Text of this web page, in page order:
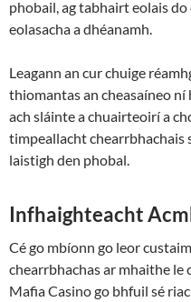
phobail, ag tabhairt eolais
eolasacha a dhéanamh.
Leagann an cur chuige
thiomantas an cheasaíneo
ach sláinte a chuairteoirí a
timpeallacht chearrbhachais
laistigh den phobal.
Infhaighteacht
Cé go mbíonn go leor
chearrbhachas ar mhaithe le
Mafia Casino go bhfuil sé